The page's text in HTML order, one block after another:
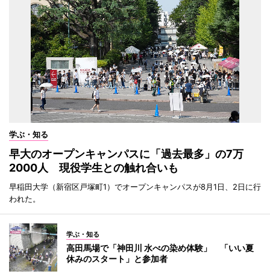
学ぶ・知る
早大のオープンキャンパスに「過去最多」の7万
2000人 現役学生との触れ合いも
早稲田大学（新宿区戸塚町1）でオープンキャンパスが8月1日、2日に行
われた。
学ぶ・知る
高田馬場で「神田川 水べの染め体験」 「いい夏
休みのスタート」と参加者